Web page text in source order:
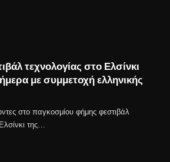
τεχνολογίας στο Ελσίνκι
με συμμετοχή ελληνικής
στο παγκοσμίου φήμης φεστιβάλ
της…